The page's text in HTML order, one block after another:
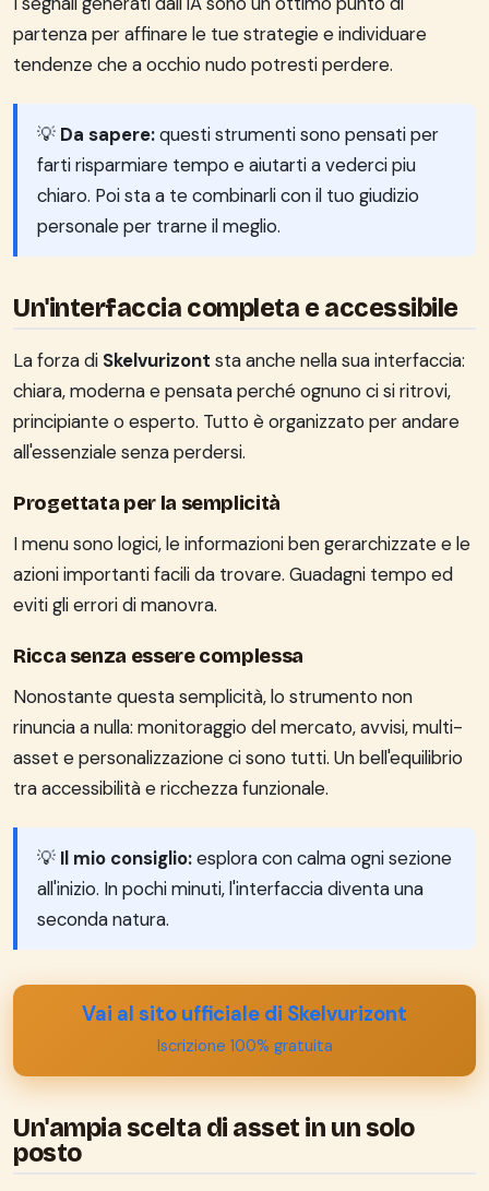
partenza per affinare le tue strategie e individuare
tendenze che a occhio nudo potresti perdere.
💡 Da sapere:questi strumenti sono pensati per
farti risparmiare tempo e aiutarti a vederci piu
chiaro. Poi sta a te combinarli con il tuo giudizio
personale per trarne il meglio.
Un'interfaccia completa e accessibile
La forza di Skelvurizont sta anche nella sua interfaccia:
chiara, moderna e pensata perché ognuno ci si ritrovi,
principiante o esperto. Tutto è organizzato per andare
all'essenziale senza perdersi.
Progettata per la semplicità
I menu sono logici, le informazioni ben gerarchizzate e le
azioni importanti facili da trovare. Guadagni tempo ed
eviti gli errori di manovra.
Ricca senza essere complessa
Nonostante questa semplicità, lo strumento non
rinuncia a nulla: monitoraggio del mercato, avvisi, multi-
asset e personalizzazione ci sono tutti. Un bell'equilibrio
tra accessibilità e ricchezza funzionale.
💡 Il mio consiglio:esplora con calma ogni sezione
all'inizio. In pochi minuti, l'interfaccia diventa una
seconda natura.
Vai al sito ufficiale di Skelvurizont
Iscrizione 100% gratuita
Un'ampia scelta di asset in un solo
posto